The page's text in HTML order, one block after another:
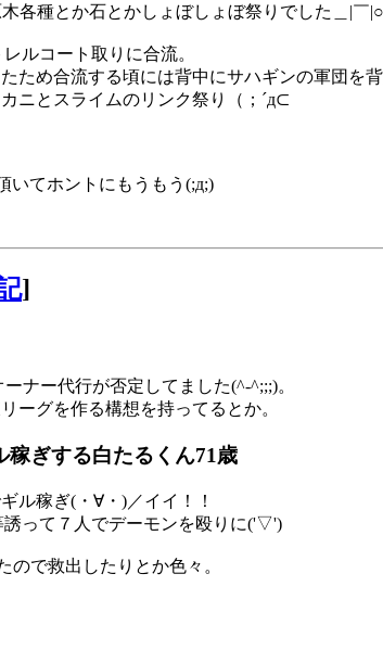
各種とか石とかしょぼしょぼ祭りでした＿|￣|○
ルコート取りに合流。
ため合流する頃には背中にサハギンの軍団を
ニとスライムのリンク祭り（；´д⊂
いてホントにもうもう(;д;)
]
ナー代行が否定してました(^-^;;;)。
ーグを作る構想を持ってるとか。
稼ぎする白たるくん71歳
ル稼ぎ(・∀・)／イイ！！
って７人でデーモンを殴りに('▽')
ので救出したりとか色々。